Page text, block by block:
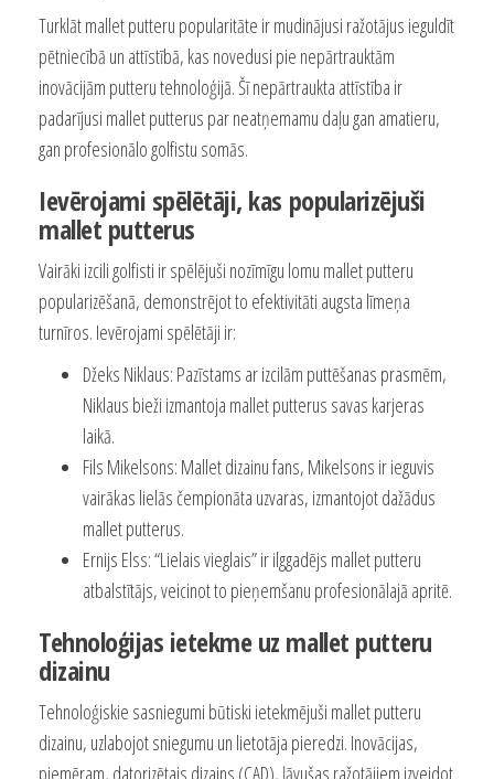
Turklāt mallet putteru popularitāte ir mudinājusi ražotājus ieguldīt
pētniecībā un attīstībā, kas novedusi pie nepārtrauktām
inovācijām putteru tehnoloģijā. Šī nepārtraukta attīstība ir
padarījusi mallet putterus par neatņemamu daļu gan amatieru,
gan profesionālo golfistu somās.
Ievērojami spēlētāji, kas popularizējuši
mallet putterus
Vairāki izcili golfisti ir spēlējuši nozīmīgu lomu mallet putteru
popularizēšanā, demonstrējot to efektivitāti augsta līmeņa
turnīros. Ievērojami spēlētāji ir:
Džeks Niklaus: Pazīstams ar izcilām puttēšanas prasmēm,
Niklaus bieži izmantoja mallet putterus savas karjeras
laikā.
Fils Mikelsons: Mallet dizainu fans, Mikelsons ir ieguvis
vairākas lielās čempionāta uzvaras, izmantojot dažādus
mallet putterus.
Ernijs Elss: “Lielais vieglais” ir ilggadējs mallet putteru
atbalstītājs, veicinot to pieņemšanu profesionālajā apritē.
Tehnoloģijas ietekme uz mallet putteru
dizainu
Tehnoloģiskie sasniegumi būtiski ietekmējuši mallet putteru
dizainu, uzlabojot sniegumu un lietotāja pieredzi. Inovācijas,